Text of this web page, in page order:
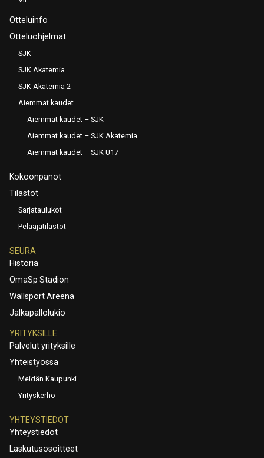
Otteluinfo
Otteluohjelmat
SJK
SJK Akatemia
SJK Akatemia 2
Aiemmat kaudet
Aiemmat kaudet – SJK
Aiemmat kaudet – SJK Akatemia
Aiemmat kaudet – SJK U17
Kokoonpanot
Tilastot
Sarjataulukot
Pelaajatilastot
SEURA
Historia
OmaSp Stadion
Wallsport Areena
Jalkapallolukio
YRITYKSILLE
Palvelut yrityksille
Yhteistyössä
Meidän Kaupunki
Yrityskerho
YHTEYSTIEDOT
Yhteystiedot
Laskutusosoitteet